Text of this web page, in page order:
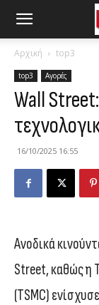
Αρχική top3
top3 Αγορές
Wall
16/10/2025 16:55
Ανοδικά
Street, καθώς η
(TSMC)